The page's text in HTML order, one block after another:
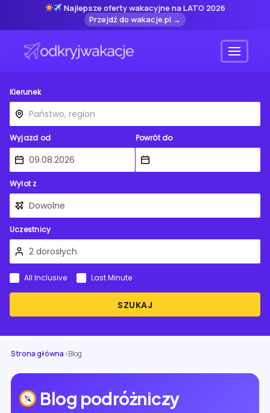
Najlepsze oferty wakacyjne na LATO 2026
Przejdź do wakacje.pl →
Menu
Kierunek
Wyjazd od Powrót do
Wylot z
Uczestnicy
SZUKAJ
All Inclusive Last Minute
Strona główna›Blog
Blog podróżniczy